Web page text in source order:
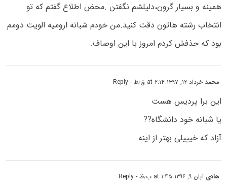
همینه و بسیار گرون،دلیلشم نگفتن .محض اطلاع گفتم که تو
انتخاب رشته هاتون دقت کنید.من خودم شبانه ارومیه الویت دومم
بود که حذفش کردم امروز با این اوصاف.
محمدخرداد ۱۲, ۱۳۹۷ at ۲:۱۴ ق٫ظ - Reply
این برا پردیس هست
یا شبانه خود دانشگاه??‌
آزاد که خیییلی بهتر از اینه
هادی آبان ۹, ۱۳۹۶ at ۱:۴۵ ب٫ظ - Reply